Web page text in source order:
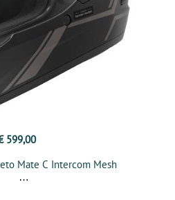
599,00
Mate C Intercom Mesh